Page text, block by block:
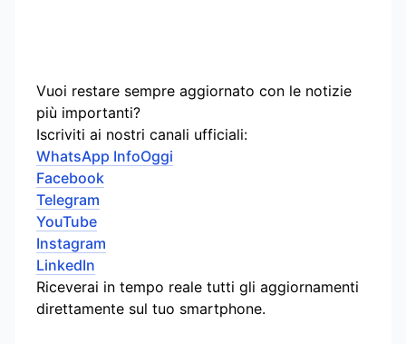
Vuoi restare sempre aggiornato con le notizie
più importanti?
Iscriviti ai nostri canali ufficiali:
WhatsApp InfoOggi
Facebook
Telegram
YouTube
Instagram
LinkedIn
Riceverai in tempo reale tutti gli aggiornamenti
direttamente sul tuo smartphone.